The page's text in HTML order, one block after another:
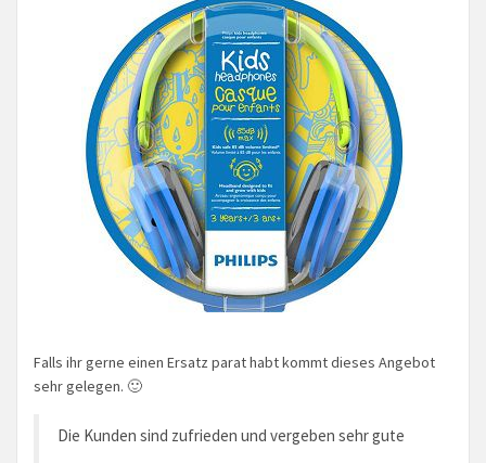
Falls ihr gerne einen Ersatz parat habt kommt dieses Angebot
sehr gelegen. 🙂
Die Kunden sind zufrieden und vergeben sehr gute